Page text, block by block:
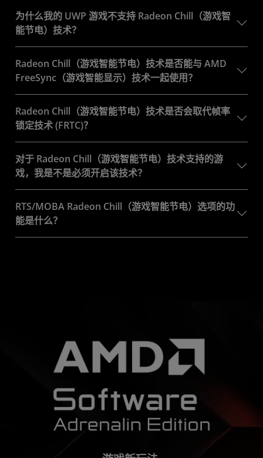
为什么我的 UWP 游戏不支持 Radeon Chill（游戏智
能节电）技术？
Radeon Chill（游戏智能节电）技术是否能与 AMD
FreeSync（游戏智能显示）技术一起使用？
Radeon Chill（游戏智能节电）技术是否会取代帧率
锁定技术 (FRTC)？
对于 Radeon Chill（游戏智能节电）技术支持的游
戏，我是不是必须开启该技术？
RTS/MOBA Radeon Chill（游戏智能节电）选项的功
能是什么？